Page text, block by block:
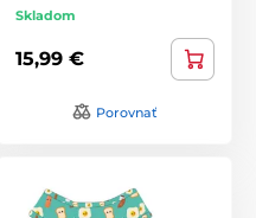
Skladom
15,99 €
Porovnať